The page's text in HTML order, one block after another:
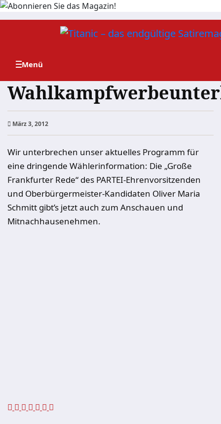
Zum
März 3, 2012
Wir unterbrechen unser aktuelles Programm für
eine dringende Wählerinformation: Die „Große
Frankfurter Rede“ des PARTEI-Ehrenvorsitzenden
und Oberbürgermeister-Kandidaten Oliver Maria
Schmitt gibt’s jetzt auch zum Anschauen und
Mitnachhausenehmen.